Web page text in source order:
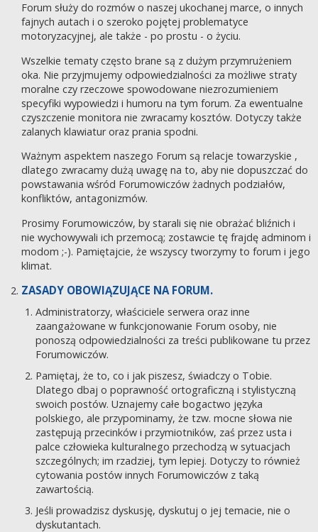
Forum służy do rozmów o naszej ukochanej marce, o innych
fajnych autach i o szeroko pojętej problematyce
motoryzacyjnej, ale także - po prostu - o życiu.
Wszelkie tematy często brane są z dużym przymrużeniem
oka. Nie przyjmujemy odpowiedzialności za możliwe straty
moralne czy rzeczowe spowodowane niezrozumieniem
specyfiki wypowiedzi i humoru na tym forum. Za ewentualne
czyszczenie monitora nie zwracamy kosztów. Dotyczy także
zalanych klawiatur oraz prania spodni.
Ważnym aspektem naszego Forum są relacje towarzyskie ,
dlatego zwracamy dużą uwagę na to, aby nie dopuszczać do
powstawania wśród Forumowiczów żadnych podziałów,
konfliktów, antagonizmów.
Prosimy Forumowiczów, by starali się nie obrażać bliźnich i
nie wychowywali ich przemocą; zostawcie tę frajdę adminom i
modom ;-). Pamiętajcie, że wszyscy tworzymy to forum i jego
klimat.
ZASADY OBOWIĄZUJĄCE NA FORUM.
Administratorzy, właściciele serwera oraz inne
zaangażowane w funkcjonowanie Forum osoby, nie
ponoszą odpowiedzialności za treści publikowane tu przez
Forumowiczów.
Pamiętaj, że to, co i jak piszesz, świadczy o Tobie.
Dlatego dbaj o poprawność ortograficzną i stylistyczną
swoich postów. Uznajemy całe bogactwo języka
polskiego, ale przypominamy, że tzw. mocne słowa nie
zastępują przecinków i przymiotników, zaś przez usta i
palce człowieka kulturalnego przechodzą w sytuacjach
szczególnych; im rzadziej, tym lepiej. Dotyczy to również
cytowania postów innych Forumowiczów z taką
zawartością.
Jeśli prowadzisz dyskusję, dyskutuj o jej temacie, nie o
dyskutantach.